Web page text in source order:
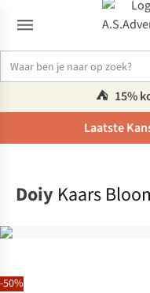
⛺️ 15%
Laatste
-50%
Doiy Kaars